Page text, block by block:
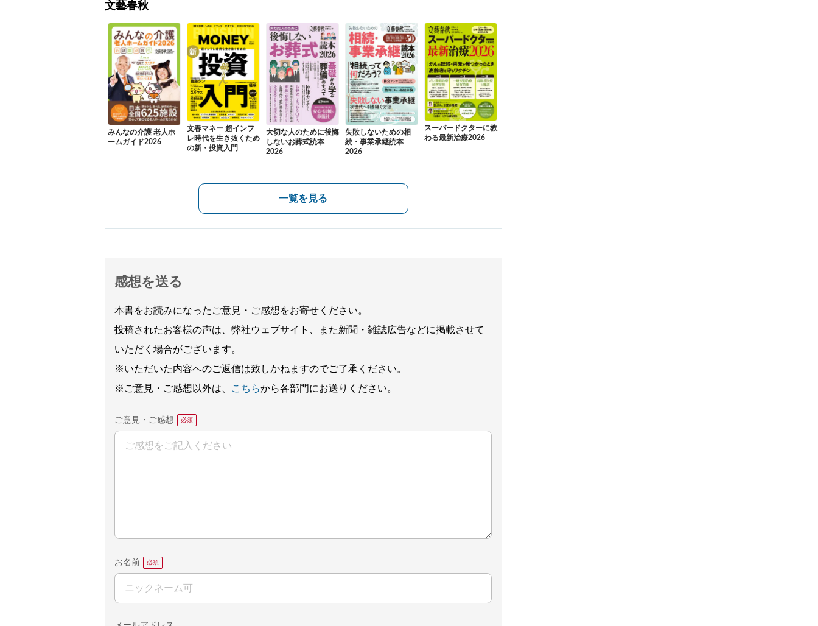
文藝春秋
みんなの介護 老人ホ
ームガイド2026
文春マネー 超インフ
レ時代を生き抜くため
の新・投資入門
大切な人のために後悔
しないお葬式読本
2026
失敗しないための相
続・事業承継読本
2026
スーパードクターに教
わる最新治療2026
一覧を見る
感想を送る
本書をお読みになったご意見・ご感想をお寄せください。
投稿されたお客様の声は、弊社ウェブサイト、また新聞・雑誌広告などに掲載させて
いただく場合がございます。
※いただいた内容へのご返信は致しかねますのでご了承ください。
※ご意見・ご感想以外は、
こちらから各部門にお送りください。
ご意見・ご感想
お名前